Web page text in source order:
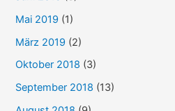
Mai 2019 (1)
März 2019 (2)
Oktober 2018 (3)
September 2018 (13)